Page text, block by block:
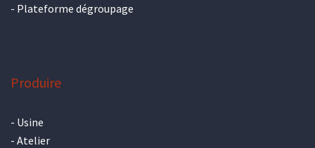
- Plateforme dégroupage
Produire
- Usine
- Atelier